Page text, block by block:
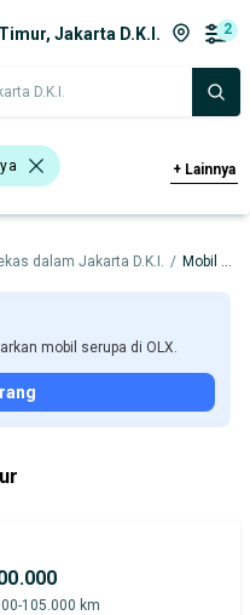
Jakarta D.K.I. 2
D.K.I.
Tahun
+ Lainnya
dalam Jakarta D.K.I. / Mobil Bekas dalam Jakarta Timur
mobil serupa di OLX.
105.000 km